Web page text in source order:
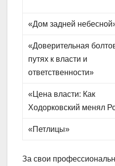
«Дом задней
«Доверительная
путях к власти и
ответственности»
«Цена власти: Как
Ходорковский менял
«Петлицы»
За свои